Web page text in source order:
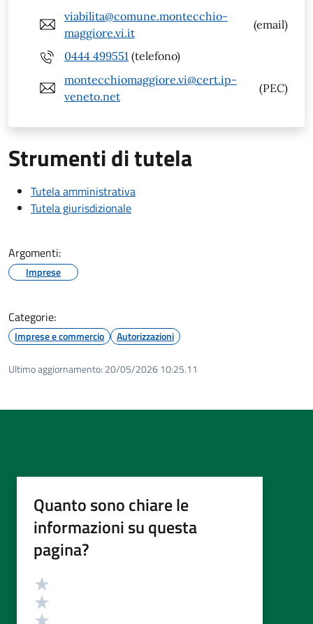
viabilita@comune.montecchio-
maggiore.vi.it
(email)
0444 499551 (telefono)
montecchiomaggiore.vi@cert.ip-
veneto.net
(PEC)
Strumenti di tutela
Tutela amministrativa
Tutela giurisdizionale
Argomenti:
Imprese
Categorie:
Imprese e commercio Autorizzazioni
Ultimo aggiornamento: 20/05/2026 10:25.11
Quanto sono chiare le
informazioni su questa
pagina?
Valutazione